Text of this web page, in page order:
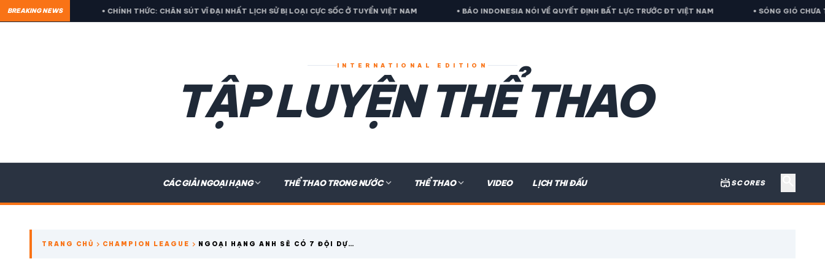
BREAKING NEWS
• CHÍNH THỨC: CHÂN SÚT VĨ ĐẠI NHẤT LỊCH SỬ BỊ LOẠI CỰC SỐC Ở TUYỂN VIỆT NAM • BÁO INDONESIA NÓI VỀ QUYẾT ĐỊNH BẤT LỰC TRƯỚC ĐT VIỆT NAM • SÓNG GIÓ CHƯA TAN, FIFA CHÍNH
INTERNATIONAL EDITION
TẬP LUYỆN THỂ THAO
CÁC GIẢI NGOẠI HẠNGexpand_more THỂ THAO TRONG NƯỚCexpand_more THỂ THAOexpand_more VIDEO LỊCH THI ĐẤU stadium SCORES
CÁC GIẢI NGOẠI HẠNG
TRANG CHỦ chevron_right CHAMPION LEAGUE chevron_right NGOẠI HẠNG ANH SẼ CÓ 7 ĐỘI DỰ